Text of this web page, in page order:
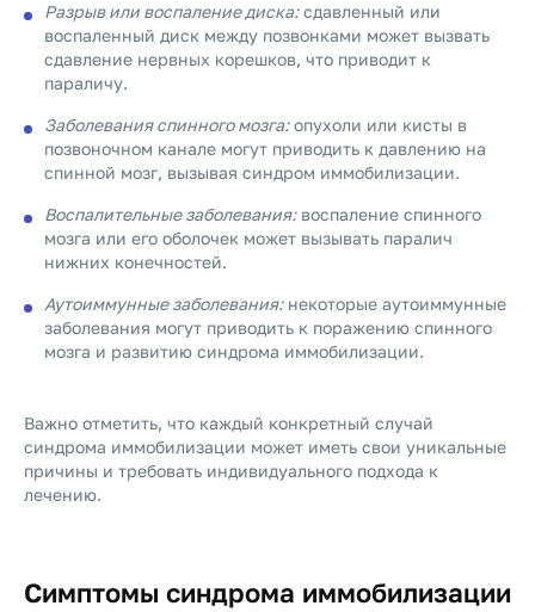
Разрыв или воспаление диска:сдавленный или
воспаленный диск между позвонками может вызвать
сдавление нервных корешков, что приводит к
параличу.
Заболевания спинного мозга:опухоли или кисты в
позвоночном канале могут приводить к давлению на
спинной мозг, вызывая синдром иммобилизации.
Воспалительные заболевания:воспаление спинного
мозга или его оболочек может вызывать паралич
нижних конечностей.
Аутоиммунные заболевания:некоторые аутоиммунные
заболевания могут приводить к поражению спинного
мозга и развитию синдрома иммобилизации.
Важно отметить, что каждый конкретный случай
синдрома иммобилизации может иметь свои уникальные
причины и требовать индивидуального подхода к
лечению.
Симптомы синдрома иммобилизации